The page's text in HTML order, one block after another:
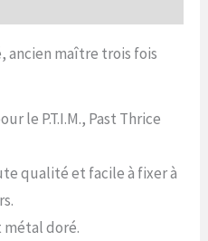
ancien maître trois fois
le P.T.I.M., Past Thrice
qualité et facile à fixer à
métal doré.